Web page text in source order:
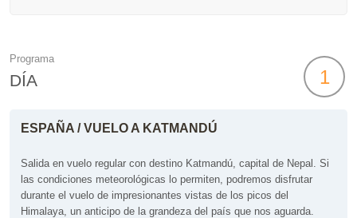
Programa
DÍA 1
ESPAÑA / VUELO A KATMANDÚ
Salida en vuelo regular con destino Katmandú, capital de Nepal. Si
las condiciones meteorológicas lo permiten, podremos disfrutar
durante el vuelo de impresionantes vistas de los picos del
Himalaya, un anticipo de la grandeza del país que nos aguarda.